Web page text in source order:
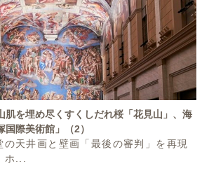
肌を埋め尽くすくしだれ桜「花見山」、海
際美術館」（2）
の天井画と壁画「最後の審判」を再現
ホ...